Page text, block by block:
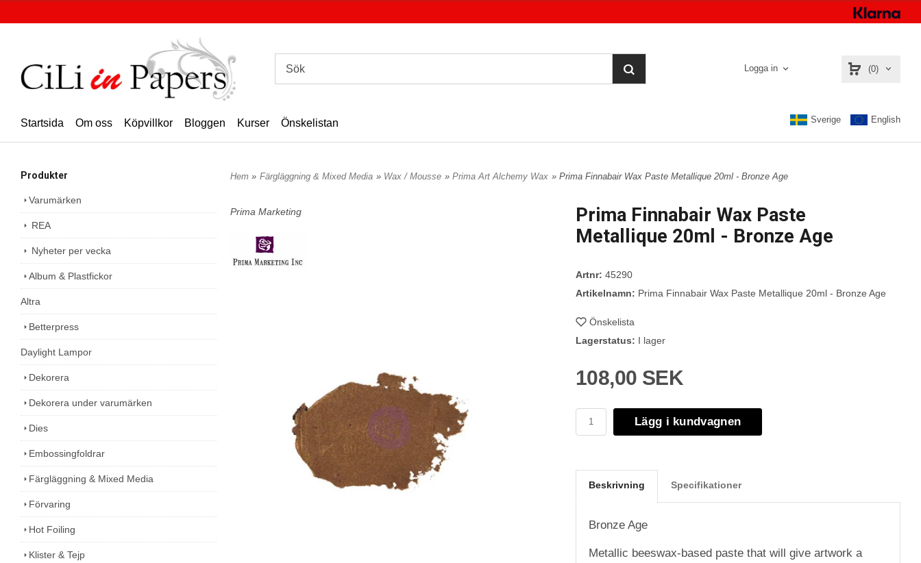
Logga in (0)
Startsida Om oss Köpvillkor Bloggen Kurser Önskelistan Sverige English
Produkter
Varumärken
REA
Nyheter per vecka
Album & Plastfickor
Altra
Betterpress
Daylight Lampor
Dekorera
Dekorera under varumärken
Dies
Embossingfoldrar
Färgläggning & Mixed Media
Förvaring
Hot Foiling
Klister & Tejp
Hem » Färgläggning & Mixed Media » Wax / Mousse » Prima Art Alchemy Wax » Prima Finnabair Wax Paste Metallique 20ml - Bronze Age
Prima Marketing
Prima Finnabair Wax Paste
Metallique 20ml - Bronze Age
Artnr: 45290
Artikelnamn: Prima Finnabair Wax Paste Metallique 20ml - Bronze Age
Önskelista
Lagerstatus: I lager
108,00 SEK
Lägg i kundvagnen
Beskrivning Specifikationer
Bronze Age
Metallic beeswax-based paste that will give artwork a